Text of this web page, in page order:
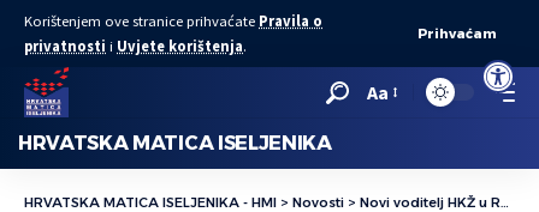
Korištenjem ove stranice prihvaćate Pravila o
privatnosti i Uvjete korištenja.
Prihvaćam
Aa
HRVATSKA MATICA ISELJENIKA
HRVATSKA MATICA ISELJENIKA - HMI > Novosti > Novi voditelj HKŽ u Rotterdamu
Open